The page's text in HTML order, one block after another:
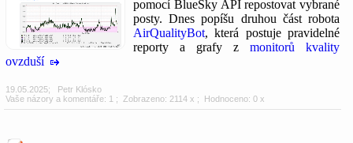
pomocí BlueSky API repostovat vybrané
posty. Dnes popíšu druhou část robota
AirQualityBot, která postuje pravidelné
reporty a grafy z monitorů kvality
ovzduší
19.05.2025; Petr Klósko
Vaše názory a komentáře: 1 ; Zobrazeno: 2114 x ; Hodnoceno: 0 x